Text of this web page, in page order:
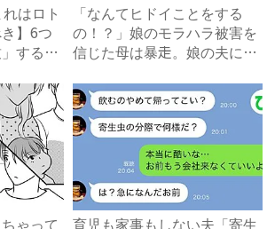
はロト
】6つ
する
「なんてヒドイことをする
の！？」娘のモラハラ被害を
信じた母は暴走。娘の夫に電
ゃって
育児も家事もしない夫「寄生